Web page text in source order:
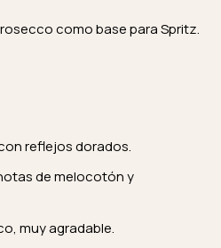
como base para Spritz.
reflejos dorados.
de melocotón y
muy agradable.